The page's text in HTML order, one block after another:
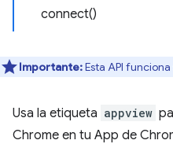
connect()
Importante:Esta API funciona
Usa la etiqueta appview
Chrome en tu App de